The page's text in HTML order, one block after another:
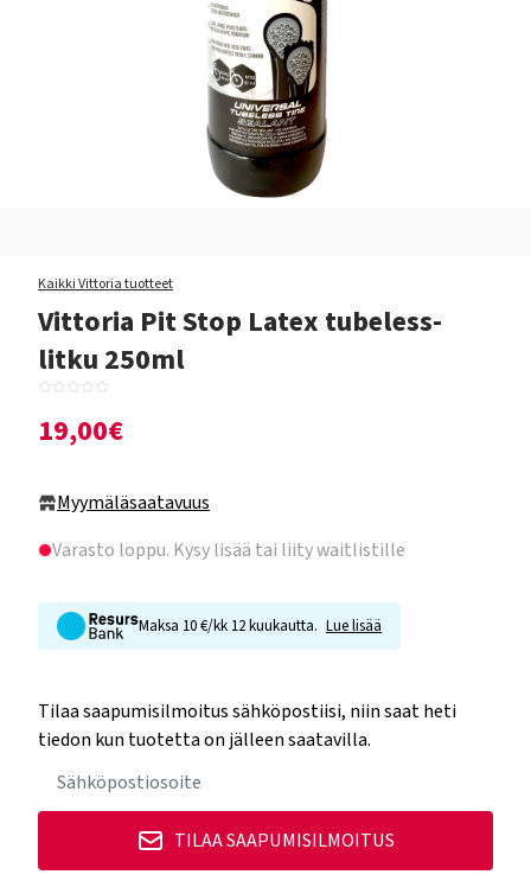
Kaikki Vittoria tuotteet
Vittoria Pit Stop Latex tubeless-
litku 250ml
19,00€
Myymäläsaatavuus
Varasto loppu. Kysy lisää tai liity waitlistille
Maksa 10 €/kk 12 kuukautta. Lue lisää
Tilaa saapumisilmoitus sähköpostiisi, niin saat heti
tiedon kun tuotetta on jälleen saatavilla.
TILAA SAAPUMISILMOITUS